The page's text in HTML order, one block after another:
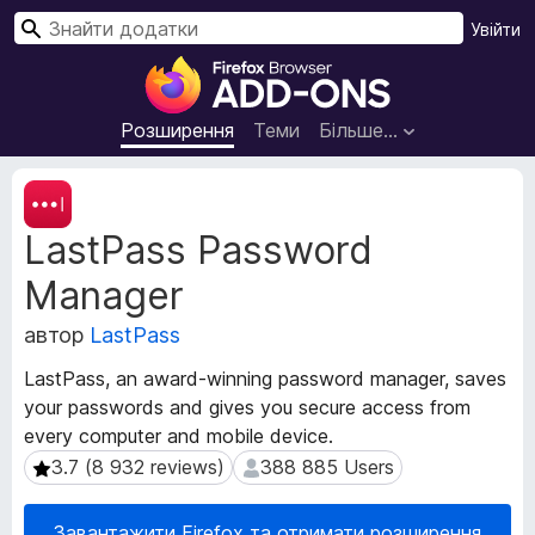
Д
о
д
а
и
б
з
е
р
а
F
i
Розширення Теми Більше…
Увійти
П
LastPass Password
Manager
автор LastPass
LastPass, an award-winning password manager, saves
your passwords and gives you secure access from
every computer and mobile device.
3.7 (8 932 reviews)
3.7 (8 932 reviews) 388 885 Users
388 885 Users
М
е
т
а
д
а
н
і
р
о
з
ш